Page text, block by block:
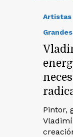
Artistas
Pintor,